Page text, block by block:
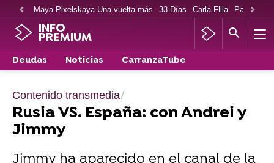
Maya Pixelskaya Una vuelta más 33 Días Carla Flila Paco
INFO
PREMIUM
Deudas Noticias CarranzaTube
Contenido transmedia
Rusia VS. España: con Andrei y
Jimmy
Jimmy ha aparecido en el canal de la